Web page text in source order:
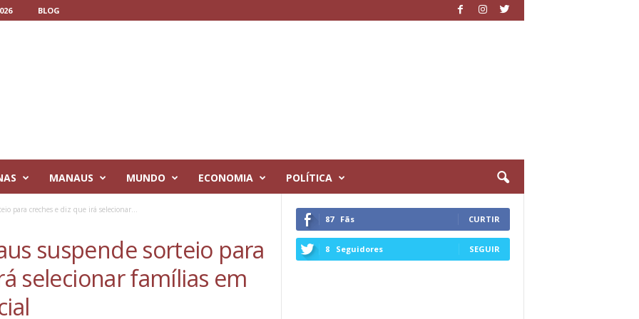
BLOG
MANAUS MUNDO ECONOMIA POLÍTICA
para creches e diz que irá selecionar...
suspende sorteio para
selecionar famílias em
87 Fãs CURTIR
8 Seguidores SEGUIR